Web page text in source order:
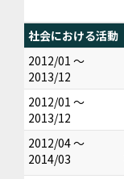
社会における活動
2012/01 ～
2013/12
2012/01 ～
2013/12
2012/04 ～
2014/03